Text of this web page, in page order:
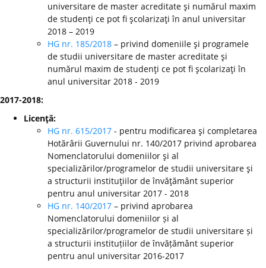
universitare de master acreditate şi numărul maxim
de studenţi ce pot fi şcolarizaţi în anul universitar
2018 – 2019
HG nr. 185/2018 – privind domeniile şi programele
de studii universitare de master acreditate şi
numărul maxim de studenţi ce pot fi şcolarizaţi în
anul universitar 2018 - 2019
2017-2018:
Licenţă:
HG nr. 615/2017 - pentru modificarea şi completarea
Hotărârii Guvernului nr. 140/2017 privind aprobarea
Nomenclatorului domeniilor şi al
specializărilor/programelor de studii universitare şi
a structurii instituţiilor de învăţământ superior
pentru anul universitar 2017 - 2018
HG nr. 140/2017 – privind aprobarea
Nomenclatorului domeniilor și al
specializărilor/programelor de studii universitare și
a structurii instituțiilor de învățământ superior
pentru anul universitar 2016-2017